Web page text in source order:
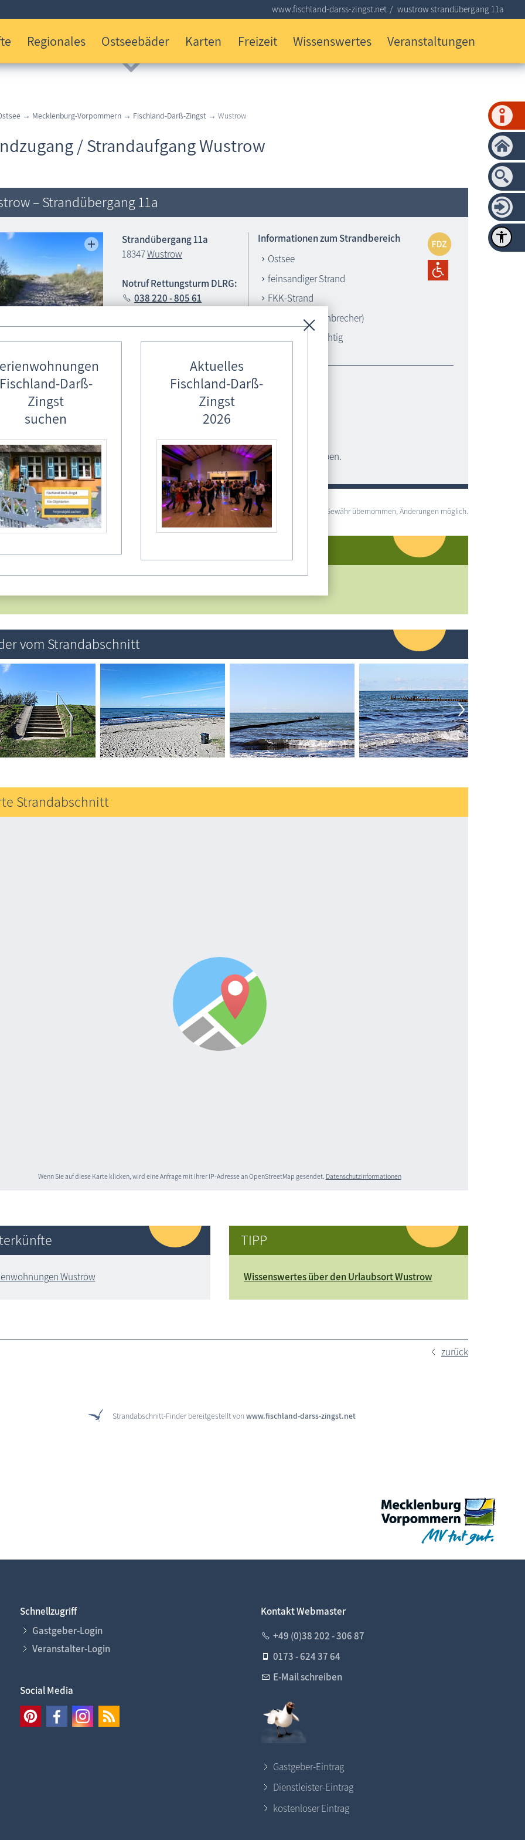
Regionales Ostseebäder Karten Freizeit Wissenswertes Veranstaltungen
www.fischland-darss-zingst.net wustrow strandübergang 11a
→ Mecklenburg-Vorpommern → Fischland-Darß-Zingst → Wustrow
/ Strandaufgang Wustrow
– Strandübergang 11a
Strandübergang 11a
18347Wustrow
Notruf Rettungsturm DLRG:
038 220 - 805 61
Notruf: 112
Informationen zum Strandbereich
Ostsee
feinsandiger Strand
FKK-Strand
Buhnen (Wellenbrecher)
kurabgabepflichtig
Infos / Besonderheiten *
FKK-Strand an allen Strand-abschnitten (außer 3 - 5)
Surfstrand: Strandübergang 10 - 11
Vom 01.10. - 30.03. ist der gesamte Strand für Spaziergänge mit Hunden freigegeben.
Für die Richtigkeit und Vollständigkeit wird keine Gewähr übernommen, Änderungen möglich.
Angebote unserer Partner
vom Strandabschnitt
Strandabschnitt
Wenn Sie auf diese Karte klicken, wird eine Anfrage mit Ihrer IP-Adresse an OpenStreetMap gesendet. Datenschutzinformationen
Wustrow
TIPP
Wissenswertes über den Urlaubsort Wustrow
zurück
Strandabschnitt-Finder bereitgestellt vonwww.fischland-darss-zingst.net
Darß-
Zingst
suchen
Aktuelles
Fischland-Darß-
Zingst
2026
Schnellzugriff
Gastgeber-Login
Veranstalter-Login
Social Media
Kontakt Webmaster
+49 (0)38 202 - 306 87
0173 - 624 37 64
E-Mail schreiben
Gastgeber-Eintrag
Dienstleister-Eintrag
kostenloser Eintrag